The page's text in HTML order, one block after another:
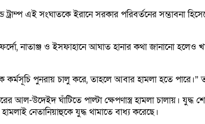
ট্রাম্প এই সংঘাতকে ইরানে সরকার পরিবর্তনের সম্ভাবনা
নাতাঞ্জ ও ইসফাহানে আঘাত হানার কথা জানানো হলেও
পুনরায় চালু করে, তাহলে আবার হামলা হতে পারে।”
আল-উদেইদ ঘাঁটিতে পাল্টা ক্ষেপণাস্ত্র হামলা চালায়।
নেতানিয়াহুকে যুদ্ধ থামাতে বাধ্য করেছে।